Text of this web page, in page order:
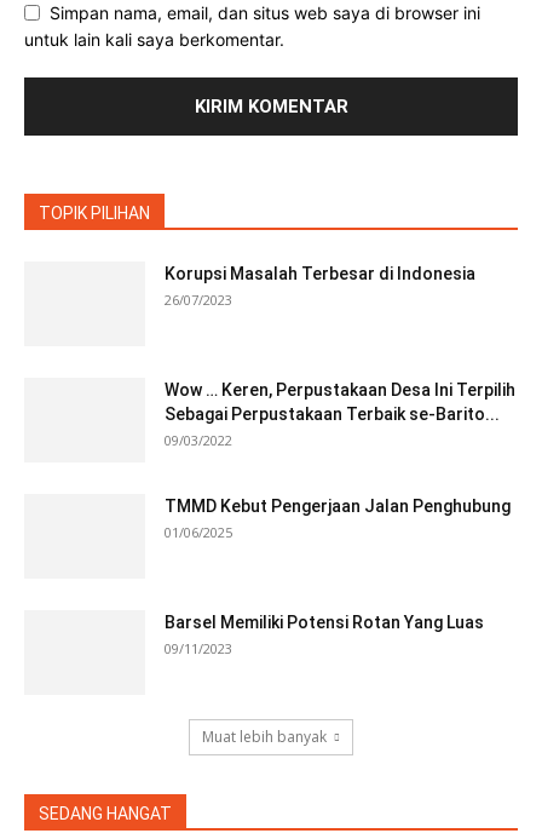
Simpan nama, email, dan situs web saya di browser ini
untuk lain kali saya berkomentar.
TOPIK PILIHAN
Korupsi Masalah Terbesar di Indonesia
26/07/2023
Wow … Keren, Perpustakaan Desa Ini Terpilih
Sebagai Perpustakaan Terbaik se-Barito...
09/03/2022
TMMD Kebut Pengerjaan Jalan Penghubung
01/06/2025
Barsel Memiliki Potensi Rotan Yang Luas
09/11/2023
Muat lebih banyak
SEDANG HANGAT